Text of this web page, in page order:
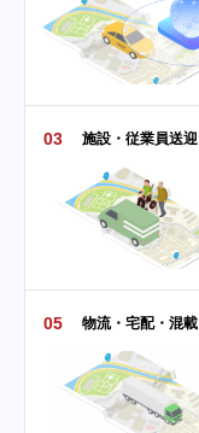
03 施設・従業員送迎
05 物流・宅配・混載